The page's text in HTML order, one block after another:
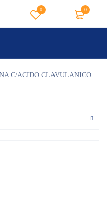
0 0
C/ACIDO CLAVULANICO